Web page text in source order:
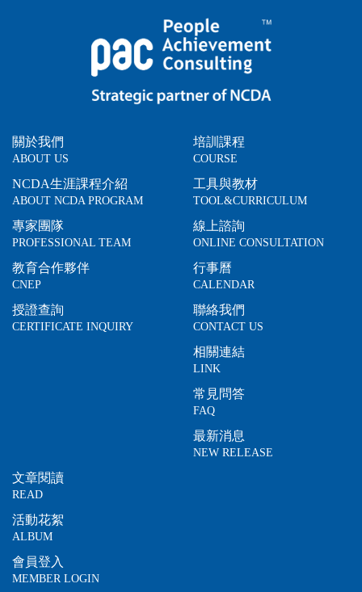
關於我們
ABOUT US
NCDA生涯課程介紹
ABOUT NCDA PROGRAM
專家團隊
PROFESSIONAL TEAM
教育合作夥伴
CNEP
授證查詢
CERTIFICATE INQUIRY
培訓課程
COURSE
工具與教材
TOOL&CURRICULUM
線上諮詢
ONLINE CONSULTATION
行事曆
CALENDAR
聯絡我們
CONTACT US
相關連結
LINK
常見問答
FAQ
最新消息
NEW RELEASE
文章閱讀
READ
活動花絮
ALBUM
會員登入
MEMBER LOGIN